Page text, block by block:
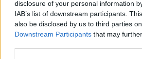
disclosure of your personal information
IAB’s list of downstream participants.
also be disclosed by us to third parties
Downstream Participants that may